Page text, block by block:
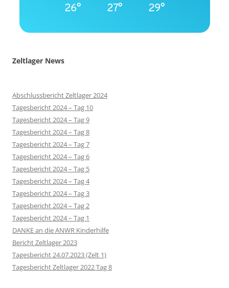
26° 27° 29°
Zeltlager News
Abschlussbericht Zeltlager 2024
Tagesbericht 2024 – Tag 10
Tagesbericht 2024 – Tag 9
Tagesbericht 2024 – Tag 8
Tagesbericht 2024 – Tag 7
Tagesbericht 2024 – Tag 6
Tagesbericht 2024 – Tag 5
Tagesbericht 2024 – Tag 4
Tagesbericht 2024 – Tag 3
Tagesbericht 2024 – Tag 2
Tagesbericht 2024 – Tag 1
DANKE an die ANWR Kinderhilfe
Bericht Zeltlager 2023
Tagesbericht 24.07.2023 (Zelt 1)
Tagesbericht Zeltlager 2022 Tag 8